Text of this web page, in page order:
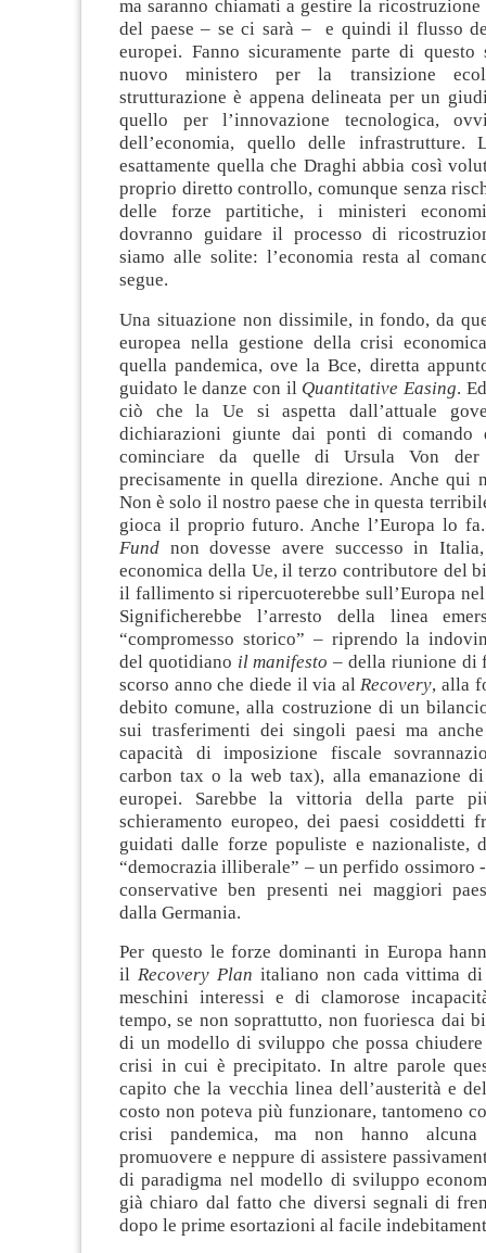
ma saranno chiamati a gestire la ricostruzione
del paese – se ci sarà – e quindi il flusso
europei. Fanno sicuramente parte di questo
nuovo ministero per la transizione
strutturazione è appena delineata per un
quello per l’innovazione tecnologica,
dell’economia, quello delle infrastrutture.
esattamente quella che Draghi abbia così
proprio diretto controllo, comunque senza
delle forze partitiche, i ministeri
dovranno guidare il processo di
siamo alle solite: l’economia resta al
segue.
Una situazione non dissimile, in fondo, da
europea nella gestione della crisi
quella pandemica, ove la Bce, diretta
guidato le danze con il Quantitative Easing.
ciò che la Ue si aspetta dall’attuale
dichiarazioni giunte dai ponti di comando
cominciare da quelle di Ursula Von der
precisamente in quella direzione. Anche qui
Non è solo il nostro paese che in questa
gioca il proprio futuro. Anche l’Europa lo
Fund non dovesse avere successo in
economica della Ue, il terzo contributore del
il fallimento si ripercuoterebbe sull’Europa
Significherebbe l’arresto della linea
“compromesso storico” – riprendo la
del quotidiano il manifesto – della riunione di
scorso anno che diede il via al Recovery, alla
debito comune, alla costruzione di un
sui trasferimenti dei singoli paesi ma
capacità di imposizione fiscale
carbon tax o la web tax), alla emanazione
europei. Sarebbe la vittoria della parte
schieramento europeo, dei paesi cosiddetti
guidati dalle forze populiste e nazionaliste,
“democrazia illiberale” – un perfido ossimoro
conservative ben presenti nei maggiori
dalla Germania.
Per questo le forze dominanti in Europa
il Recovery Plan italiano non cada vittima
meschini interessi e di clamorose
tempo, se non soprattutto, non fuoriesca dai
di un modello di sviluppo che possa
crisi in cui è precipitato. In altre parole
capito che la vecchia linea dell’austerità e
costo non poteva più funzionare, tantomeno
crisi pandemica, ma non hanno
promuovere e neppure di assistere
di paradigma nel modello di sviluppo
già chiaro dal fatto che diversi segnali di
dopo le prime esortazioni al facile